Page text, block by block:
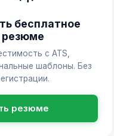
бесплатное
резюме
с ATS,
шаблоны. Без
резюме